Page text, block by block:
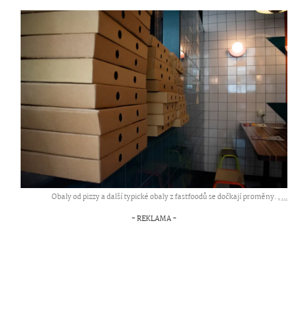
Obaly od pizzy a další typické obaly z fastfoodů se dočkají proměny. ,...